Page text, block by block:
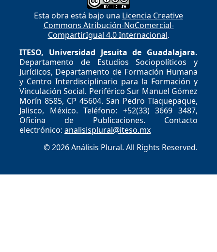
Esta obra está bajo una Licencia Creative
Commons Atribución-NoComercial-
CompartirIgual 4.0 Internacional.
ITESO, Universidad Jesuita de Guadalajara.
Departamento de Estudios Sociopolíticos y
Jurídicos, Departamento de Formación Humana
y Centro Interdisciplinario para la Formación y
Vinculación Social. Periférico Sur Manuel Gómez
Morín 8585, CP 45604. San Pedro Tlaquepaque,
Jalisco, México. Teléfono: +52(33) 3669 3487,
Oficina de Publicaciones. Contacto
electrónico: analisisplural@iteso.mx
© 2026 Análisis Plural. All Rights Reserved.